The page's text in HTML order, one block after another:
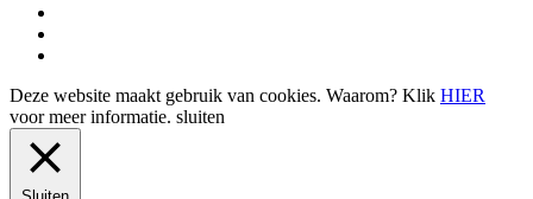
Deze website maakt gebruik van cookies. Waarom? Klik HIER
voor meer informatie. sluiten